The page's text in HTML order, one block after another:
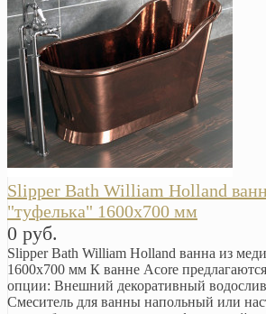
Slipper Bath William Holland
"туфелька" 1600х700 мм
0 руб.
Slipper Bath William Holland ванна из
1600х700 мм К ванне Acore
опции: Внешний декоративный
Смеситель для ванны напольный или